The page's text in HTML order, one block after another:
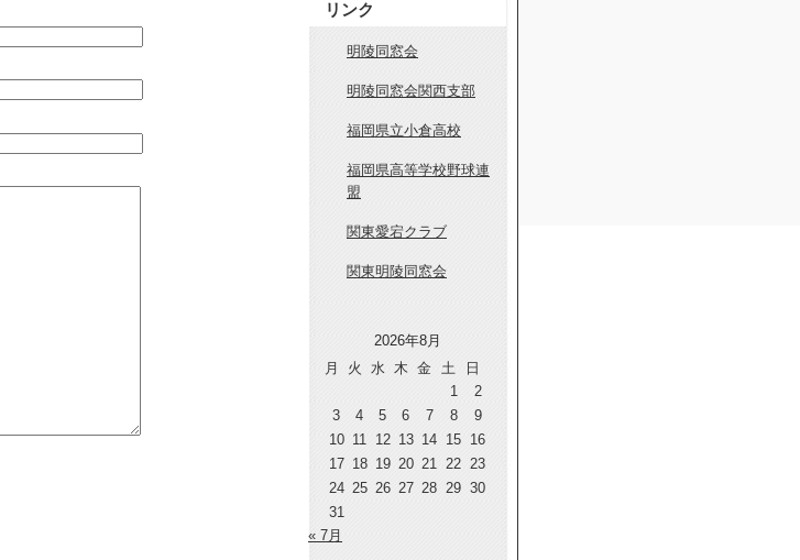
リンク
明陵同窓会
明陵同窓会関西支部
福岡県立小倉高校
福岡県高等学校野球連
盟
関東愛宕クラブ
関東明陵同窓会
2026年8月
月
火 水 木 金 土
日
1
2
3
4 5 6 7 8
9
10 11 12 13 14 15 16
17 18 19 20 21 22 23
24 25 26 27 28 29 30
31
« 7月